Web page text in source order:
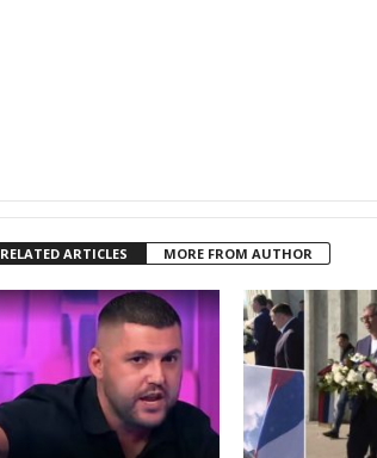
RELATED ARTICLES MORE FROM AUTHOR